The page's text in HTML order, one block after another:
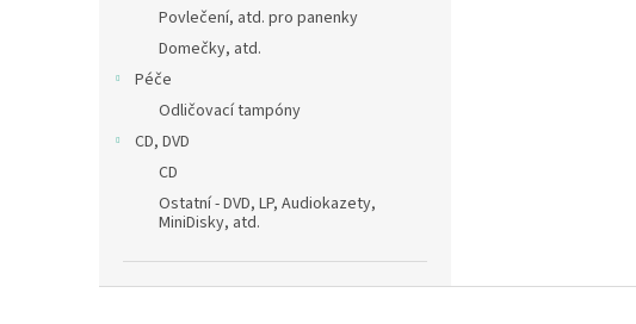
Povlečení, atd. pro panenky
Domečky, atd.
Péče
Odličovací tampóny
CD, DVD
CD
Ostatní - DVD, LP, Audiokazety,
MiniDisky, atd.